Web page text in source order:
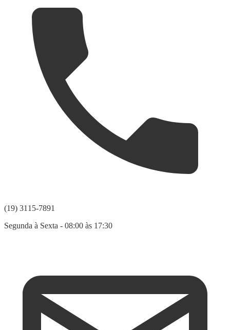
(19) 3115-7891
Segunda à Sexta - 08:00 às 17:30